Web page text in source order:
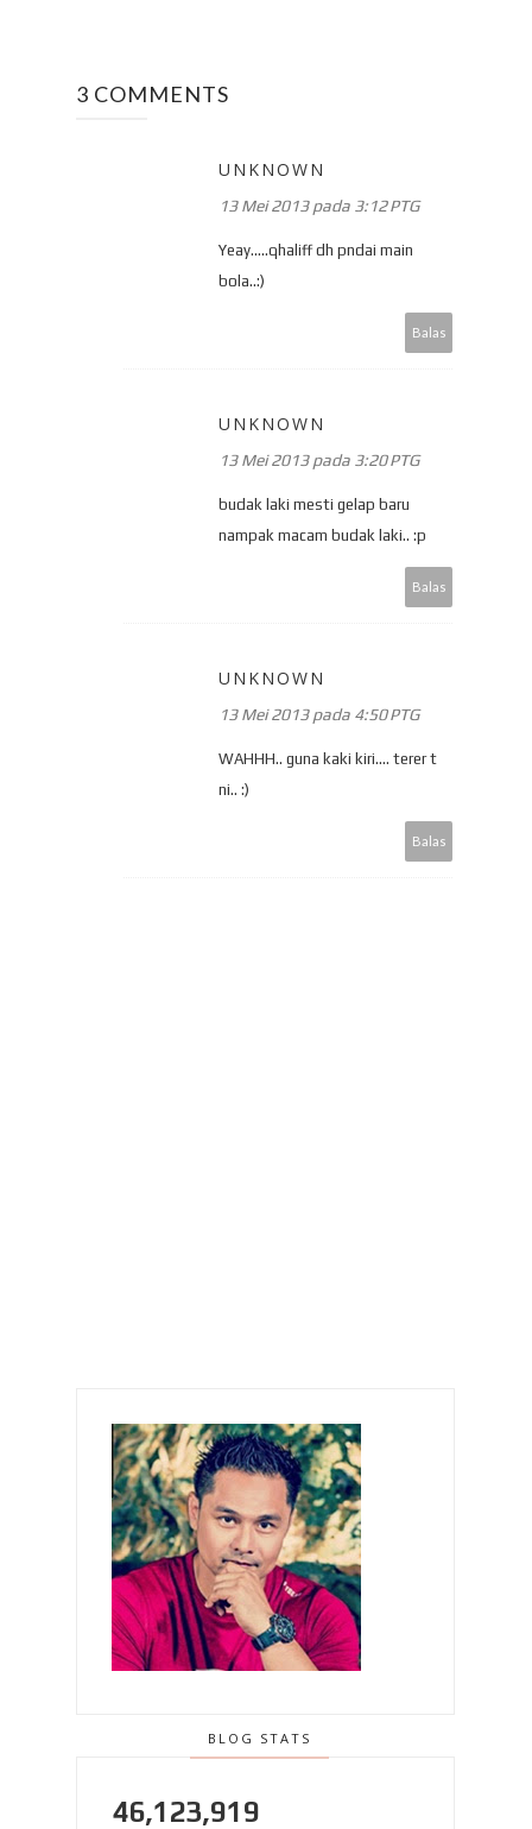
3 COMMENTS
UNKNOWN
13 Mei 2013 pada 3:12 PTG
Yeay.....qhaliff dh pndai main
bola..:)
Balas
UNKNOWN
13 Mei 2013 pada 3:20 PTG
budak laki mesti gelap baru
nampak macam budak laki.. :p
Balas
UNKNOWN
13 Mei 2013 pada 4:50 PTG
WAHHH.. guna kaki kiri.... terer t
ni.. :)
Balas
BLOG STATS
46,123,919